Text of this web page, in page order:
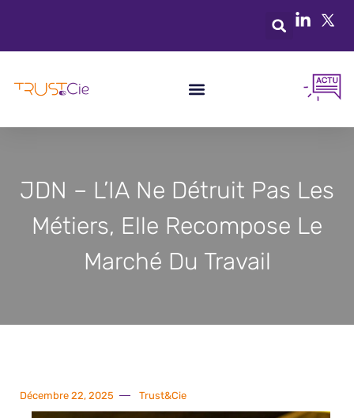
JDN – L’IA Ne Détruit Pas Les
Métiers, Elle Recompose Le
Marché Du Travail
Décembre 22, 2025 Trust&Cie